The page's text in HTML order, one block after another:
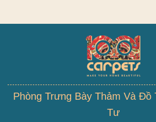
Phòng Trưng Bày Thảm Và Đồ
Tư